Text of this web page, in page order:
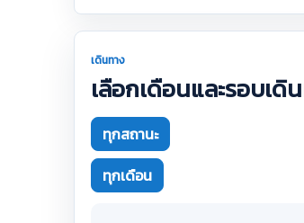
เดินทาง
เลือกเดือนและรอบเดิ
ทุกสถานะ
ทุกเดือน